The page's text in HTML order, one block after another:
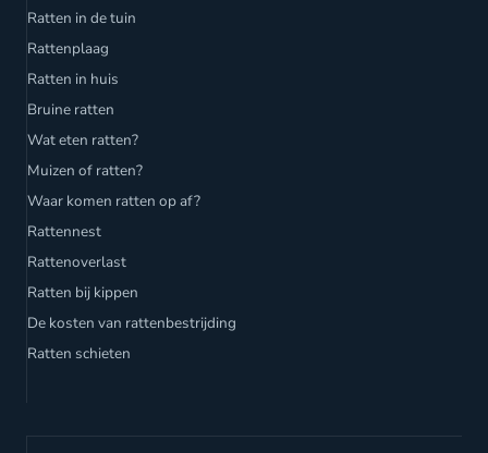
Ratten in de tuin
Rattenplaag
Ratten in huis
Bruine ratten
Wat eten ratten?
Muizen of ratten?
Waar komen ratten op af?
Rattennest
Rattenoverlast
Ratten bij kippen
De kosten van rattenbestrijding
Ratten schieten